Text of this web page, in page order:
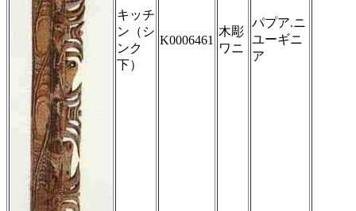
キッチ
ン（シ
ンク
下）
K0006461
木彫
ワニ
パプア.ニ
ユーギニ
ア